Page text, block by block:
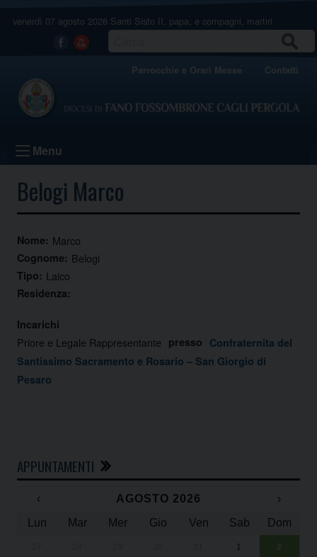
venerdì 07 agosto 2026 Santi Sisto II, papa, e compagni, martiri
Facebook
Youtube
Parrocchie e Orari Messe Contatti
Menu
Belogi Marco
Nome: Marco
Cognome: Belogi
Tipo: Laico
Residenza:
Incarichi
Priore e Legale Rappresentante presso Confraternita del
Santissimo Sacramento e Rosario – San Giorgio di
Pesaro
APPUNTAMENTI
‹ AGOSTO 2026
›
Lun
Mar Mer Gio Ven Sab Dom
1 2